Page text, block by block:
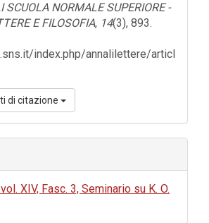
SCUOLA NORMALE SUPERIORE -
E FILOSOFIA, 14(3), 893.
index.php/annalilettere/articl
di citazione
XIV, Fasc. 3, Seminario su K. O.